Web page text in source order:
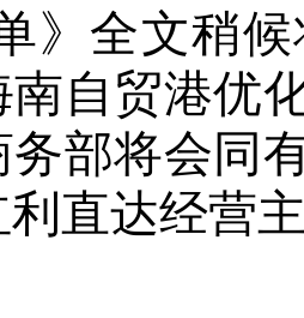
》全文稍
自贸港优
务部将会同
直达经营